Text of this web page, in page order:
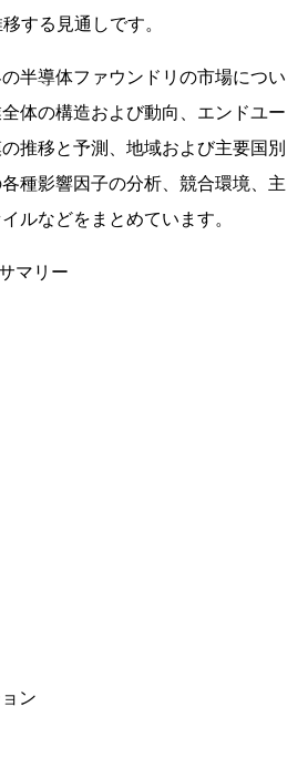
する見通しです。
半導体ファウンドリの市場につい
体の構造および動向、エンドユー
推移と予測、地域および主要国別
種影響因子の分析、競合環境、主
ルなどをまとめています。
マリー
ン